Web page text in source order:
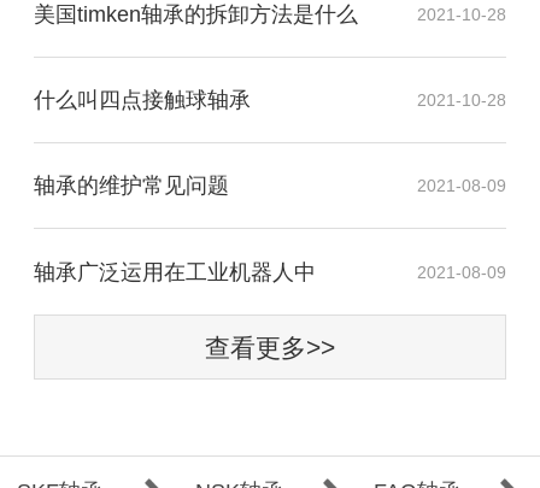
美国timken轴承的拆卸方法是什么 2021-10-28
什么叫四点接触球轴承 2021-10-28
轴承的维护常见问题 2021-08-09
​轴承广泛运用在工业机器人中 2021-08-09
查看更多>>